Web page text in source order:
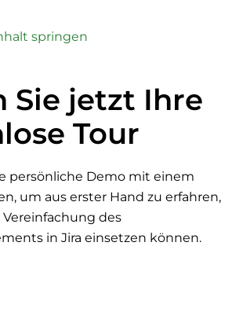
springen
Sie jetzt Ihre
Tour
persönliche Demo mit einem
um aus erster Hand zu erfahren,
Vereinfachung des
in Jira einsetzen können.